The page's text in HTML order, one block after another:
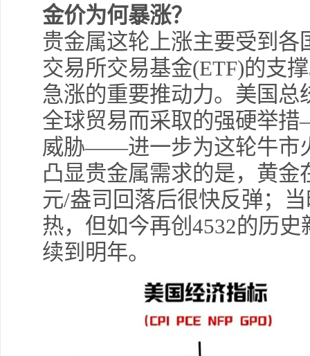
金价为何暴涨？
贵金属这轮上涨主要受到
交易所交易基金(ETF)的支
急涨的重要推动力。美国
全球贸易而采取的强硬举
威胁——进一步为这轮牛市
凸显贵金属需求的是，黄金
元/盎司回落后很快反弹；
热，但如今再创4532的历
续到明年。